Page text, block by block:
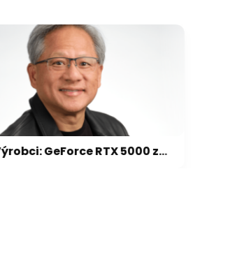
Výrobci: GeForce RTX 5000 zdraží o 20-30 %, zastavili jsme dodávky levných karet